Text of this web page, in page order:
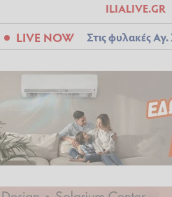
ILIALIVE.GR
LIVE NOW Στις φυλακές